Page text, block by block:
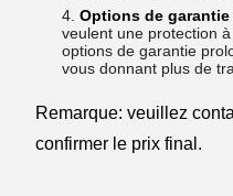
Options de
veulent une protection
options de garantie
vous donnant plus de
Remarque: veuillez
confirmer le prix final.